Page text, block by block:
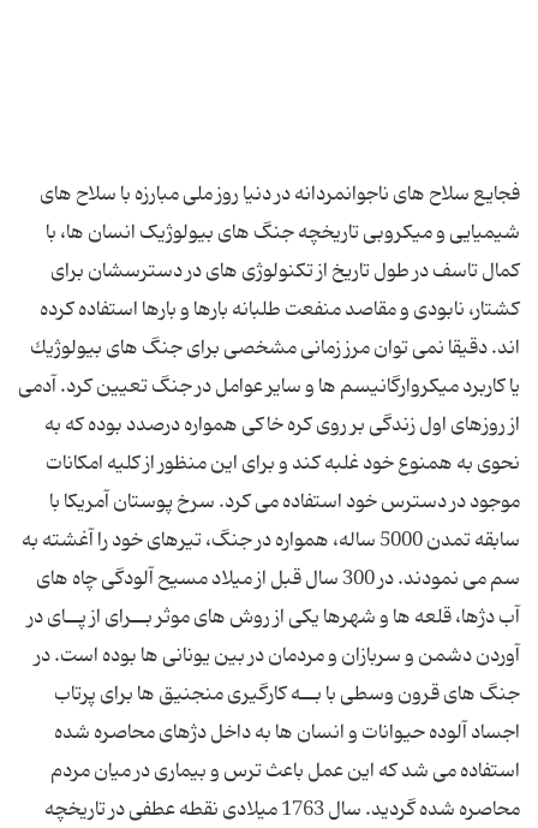
فجایع سلاح های ناجوانمردانه در دنیا روز ملی مبارزه با سلاح های
شیمیایی و میکروبی تاریخچه جنگ های بیولوژیک انسان ها، با
كمال تاسف در طول تاریخ از تكنولوژی های در دسترسشان برای
كشتار، نابودی و مقاصد منفعت طلبانه بارها و بارها استفاده كرده
اند. دقیقا نمی توان مرز زمانی مشخصی برای جنگ های بیولوژیك
یا كاربرد میكروارگانیسم ها و سایر عوامل در جنگ تعیین كرد. آدمی
از روزهای اول زندگی بر روی كره خاكی همواره درصدد بوده كه به
نحوی به همنوع خود غلبه كند و برای این منظور از كلیه امكانات
موجود در دسترس خود استفاده می كرد. سرخ پوستان آمریكا با
سابقه تمدن 5000 ساله، همواره در جنگ، تیرهای خود را آغشته به
سم می نمودند. در 300 سال قبل از میلاد مسیح آلودگی چاه های
آب دژها، قلعه ها و شهرها یكی از روش های موثر بــرای از پــای در
آوردن دشمن و سربازان و مردمان در بین یونانی ها بوده است. در
جنگ های قرون وسطی با بــه كارگیری منجنیق ها برای پرتاب
اجساد آلوده حیوانات و انسان ها به داخل دژهای محاصره شده
استفاده می شد که این عمل باعث ترس و بیماری در میان مردم
محاصره شده گردید. سال 1763 میلادی نقطه عطفی در تاریخچه